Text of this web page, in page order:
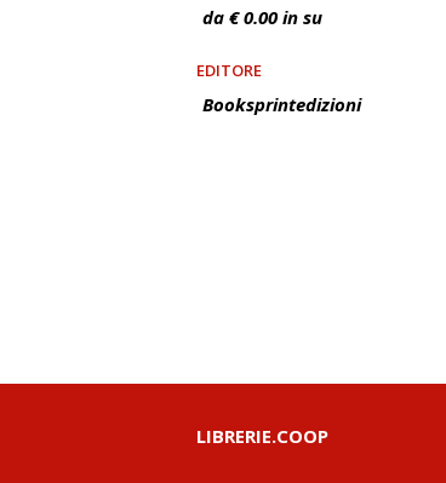
da € 0.00 in su
EDITORE
Booksprintedizioni
LIBRERIE.COOP